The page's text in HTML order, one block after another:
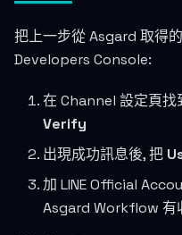
把上一步從 Asgard 取得
Developers Console:
在 Channel 設定頁找
Verify
出現成功訊息後, 把
加 LINE Official
Asgard Workflow 有